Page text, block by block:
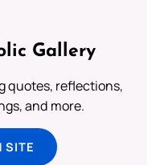
Gallery
quotes, reflections,
and more.
SITE